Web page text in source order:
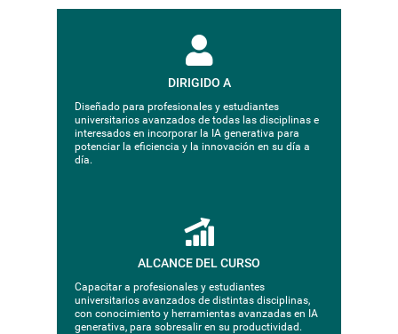
DIRIGIDO A
Diseñado para profesionales y estudiantes
universitarios avanzados de todas las disciplinas e
interesados en incorporar la IA generativa para
potenciar la eficiencia y la innovación en su día a
día.
ALCANCE DEL CURSO
Capacitar a profesionales y estudiantes
universitarios avanzados de distintas disciplinas,
con conocimiento y herramientas avanzadas en IA
generativa, para sobresalir en su productividad.